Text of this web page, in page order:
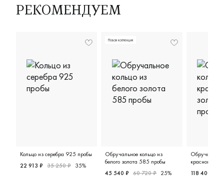
РЕКОМЕНДУЕМ
Кольцо из серебра 925 пробы
22 913 ₽ 35 250 ₽ 35%
Новая коллекция
Обручальное кольцо из
белого золота 585 пробы
45 540 ₽ 60 720 ₽ 25%
красного
118 400 ₽